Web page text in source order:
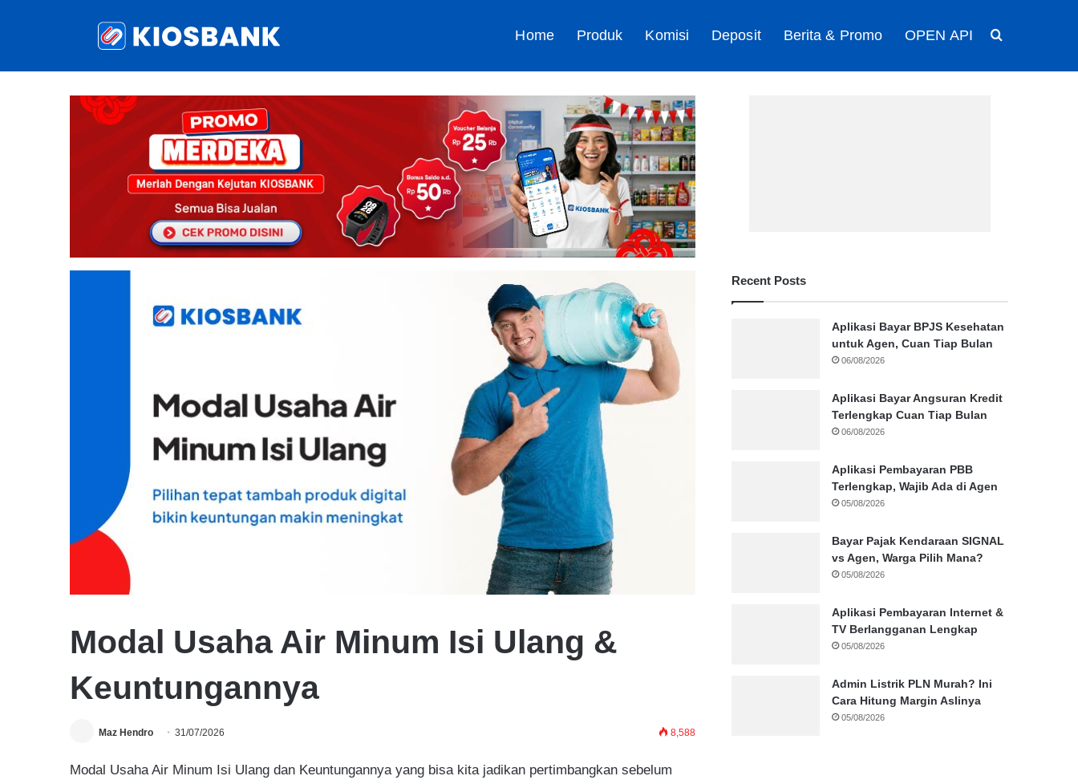
Home Produk Komisi Deposit Berita & Promo OPEN API
Modal Usaha Air Minum Isi Ulang &
Keuntungannya
Maz Hendro 31/07/2026 8,588
Modal Usaha Air Minum Isi Ulang dan Keuntungannya yang bisa kita jadikan pertimbangkan sebelum
Recent Posts
Aplikasi Bayar BPJS Kesehatan
untuk Agen, Cuan Tiap Bulan
06/08/2026
Aplikasi Bayar Angsuran Kredit
Terlengkap Cuan Tiap Bulan
06/08/2026
Aplikasi Pembayaran PBB
Terlengkap, Wajib Ada di Agen
05/08/2026
Bayar Pajak Kendaraan SIGNAL
vs Agen, Warga Pilih Mana?
05/08/2026
Aplikasi Pembayaran Internet &
TV Berlangganan Lengkap
05/08/2026
Admin Listrik PLN Murah? Ini
Cara Hitung Margin Aslinya
05/08/2026